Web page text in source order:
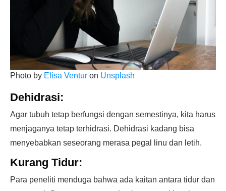
Photo by Elisa Ventur on Unsplash
Dehidrasi:
Agar tubuh tetap berfungsi dengan semestinya, kita harus
menjaganya tetap terhidrasi. Dehidrasi kadang bisa
menyebabkan seseorang merasa pegal linu dan letih.
Kurang Tidur:
Para peneliti menduga bahwa ada kaitan antara tidur dan